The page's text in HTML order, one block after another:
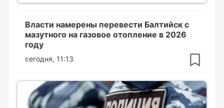
Власти намерены перевести Балтийск с
мазутного на газовое отопление в 2026
году
сегодня, 11:13